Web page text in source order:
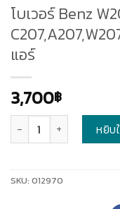
โบเวอร์ Benz
แอร์
3,700฿
หยิบ
SKU: 012970